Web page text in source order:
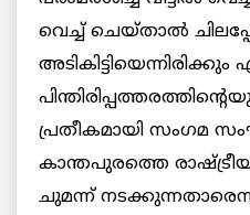
വെച്ച് ചെയ്താല്‍
പ്രതീകമായി സംഗമ
കാന്തപുരത്തെ
ചുമന്ന്